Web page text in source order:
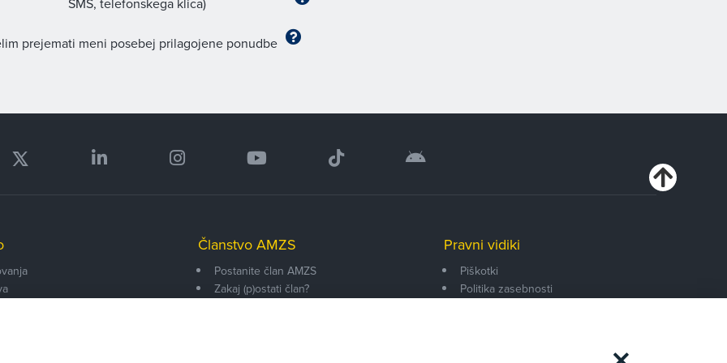
prejemati meni posebej prilagojene ponudbe
Članstvo AMZS
Postanite član AMZS
Zakaj (p)ostati član?
Pravni vidiki
Piškotki
Politika zasebnosti